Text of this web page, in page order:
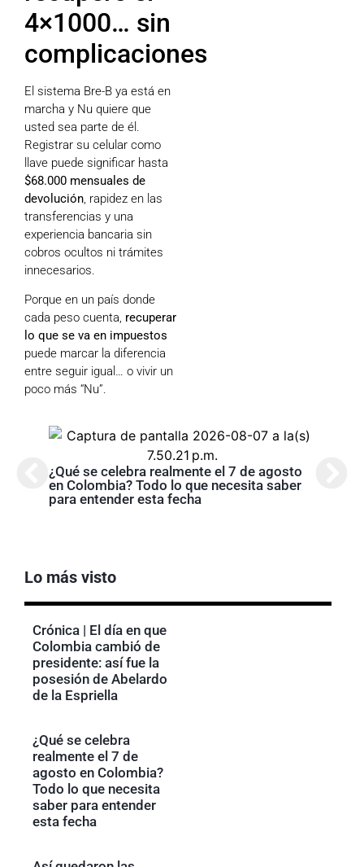
4×1000… sin
complicaciones
El sistema Bre-B ya está en
marcha y Nu quiere que
usted sea parte de él.
Registrar su celular como
llave puede significar hasta
$68.000 mensuales de
devolución, rapidez en las
transferencias y una
experiencia bancaria sin
cobros ocultos ni trámites
innecesarios.
Porque en un país donde
cada peso cuenta, recuperar
lo que se va en impuestos
puede marcar la diferencia
entre seguir igual… o vivir un
poco más “Nu”.
¿Qué se celebra realmente el 7 de agosto
en Colombia? Todo lo que necesita saber
para entender esta fecha
Lo más visto
Crónica | El día en que
Colombia cambió de
presidente: así fue la
posesión de Abelardo
de la Espriella
¿Qué se celebra
realmente el 7 de
agosto en Colombia?
Todo lo que necesita
saber para entender
esta fecha